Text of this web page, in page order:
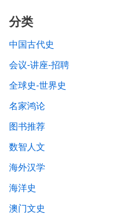
分类
中国古代史
会议-讲座-招聘
全球史-世界史
名家鸿论
图书推荐
数智人文
海外汉学
海洋史
澳门文史